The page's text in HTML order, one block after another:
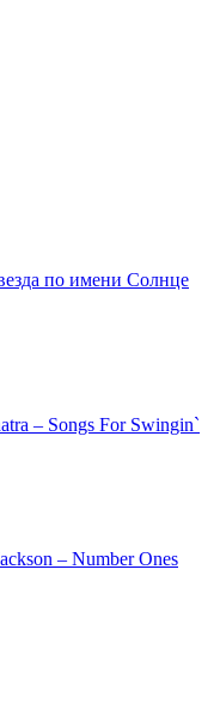
по имени Солнце
– Songs For Swingin`
– Number Ones